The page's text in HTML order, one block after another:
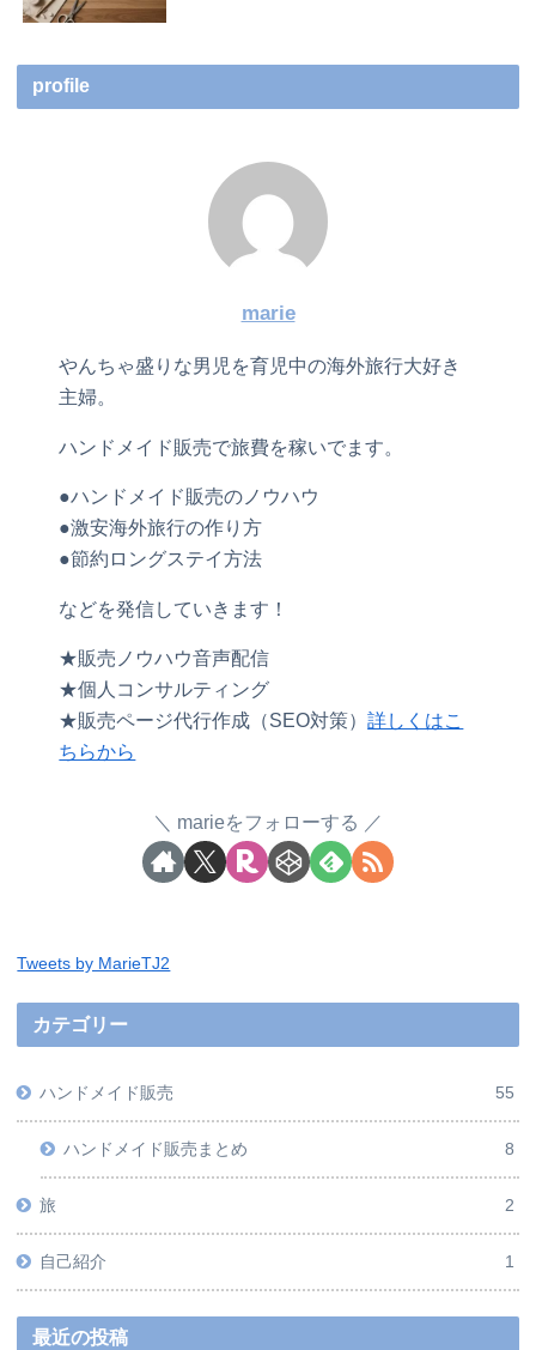
profile
marie
やんちゃ盛りな男児を育児中の海外旅行大好き
主婦。
ハンドメイド販売で旅費を稼いでます。
●ハンドメイド販売のノウハウ
●激安海外旅行の作り方
●節約ロングステイ方法
などを発信していきます！
★販売ノウハウ音声配信
★個人コンサルティング
★販売ページ代行作成（SEO対策）詳しくはこ
ちらから
marieをフォローする
Tweets by MarieTJ2
カテゴリー
ハンドメイド販売 55
ハンドメイド販売まとめ 8
旅 2
自己紹介 1
最近の投稿